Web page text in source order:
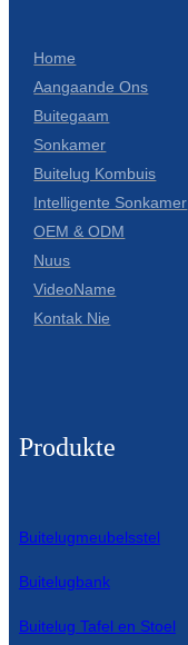
Home
Aangaande Ons
Buitegaam
Sonkamer
Buitelug Kombuis
Intelligente Sonkamer
OEM & ODM
Nuus
VideoName
Kontak Nie
Produkte
Buitelugmeubelsstel
Buitelugbank
Buitelug Tafel en Stoel